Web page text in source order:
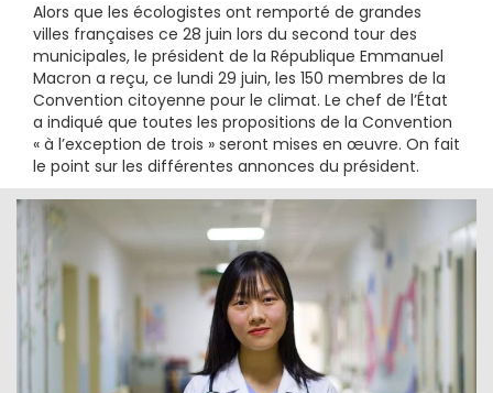
Alors que les écologistes ont remporté de grandes
villes françaises ce 28 juin lors du second tour des
municipales, le président de la République Emmanuel
Macron a reçu, ce lundi 29 juin, les 150 membres de la
Convention citoyenne pour le climat. Le chef de l’État
a indiqué que toutes les propositions de la Convention
« à l’exception de trois » seront mises en œuvre. On fait
le point sur les différentes annonces du président.